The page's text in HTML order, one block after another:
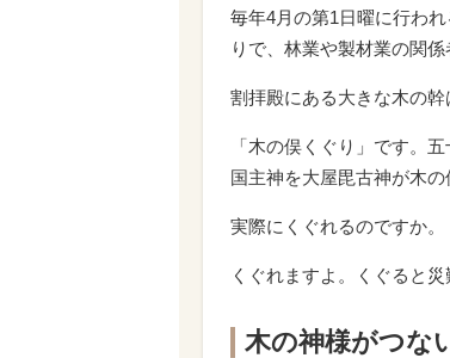
毎年4月の第1日曜に行わ
りで、林業や製材業の関
割拝殿にある大きな木の幹
「木の俣くぐり」です。
国主神を大屋毘古神が木
実際にくぐれるのですか。
くぐれますよ。くぐると
木の神様がつな